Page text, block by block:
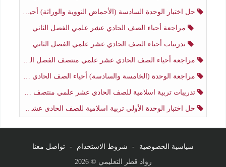
حل اختبار الوحدة السادسة (الأحماض النووية والوراثة) أحياء الصف الحادي عشر علمي منتصف الفصل الثاني
مراجعة أحياء الصف الحادي عشر علمي الفصل الثاني
تدريبات أحياء الصف الحادي عشر علمي الفصل الثاني
مراجعة أحياء الصف الحادي عشر علمي منتصف الفصل الثاني
مراجعة الوحدة (الخامسة والسادسة) أحياء الصف الحادي عشر علمي منتصف الفصل الثاني
تدريبات تربية اسلامية للصف الحادي عشر علمي منتصف الفصل الثاني
حل اختبار الوحدة الأولى تربية اسلامية للصف الحادي عشر علمي منتصف الفصل الثاني
سياسية الخصوصية - شروط الاستخدام - تواصل معنا
رواد قطر التعليمي © 2026